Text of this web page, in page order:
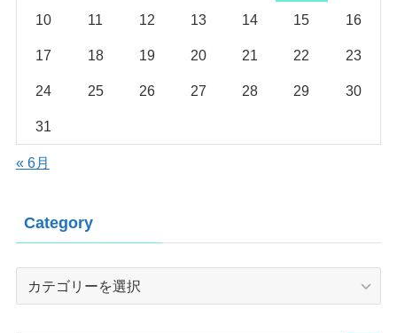
10 11 12 13 14 15 16
17 18 19 20 21 22 23
24 25 26 27 28 29 30
31
« 6月
Category
Category